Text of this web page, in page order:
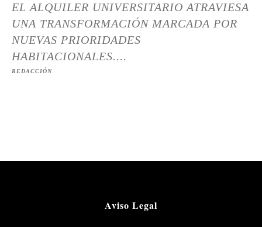
EL ALQUILER UNIVERSITARIO ATRAVIESA
UNA TRANSFORMACIÓN MARCADA POR
NUEVAS PRIORIDADES
HABITACIONALES....
REDACCIÓN
Aviso Legal